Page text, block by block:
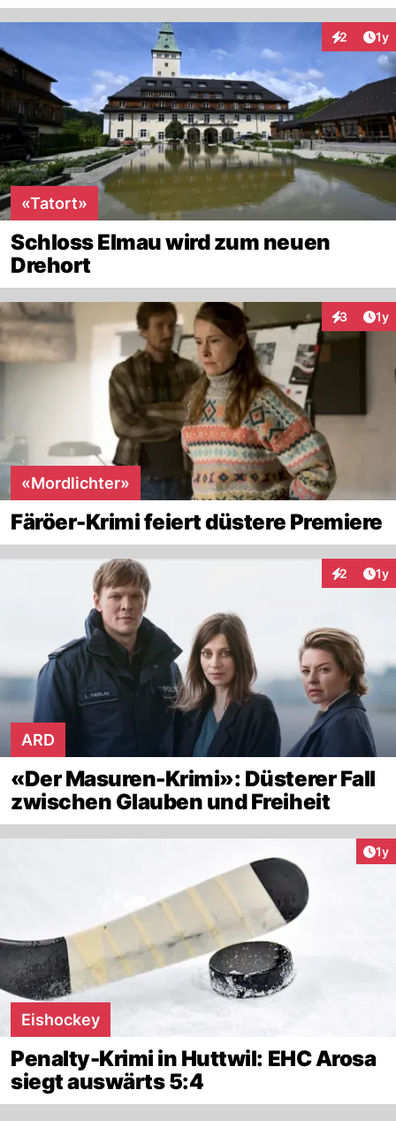
2 1y
«Tatort»
Schloss Elmau wird zum neuen
Drehort
3 1y
«Mordlichter»
Färöer-Krimi feiert düstere Premiere
2 1y
ARD
«Der Masuren-Krimi»: Düsterer Fall
zwischen Glauben und Freiheit
1y
Eishockey
Penalty-Krimi in Huttwil: EHC Arosa
siegt auswärts 5:4